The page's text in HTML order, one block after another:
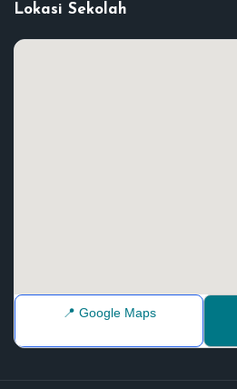
Lokasi Sekolah
📍 Google Maps